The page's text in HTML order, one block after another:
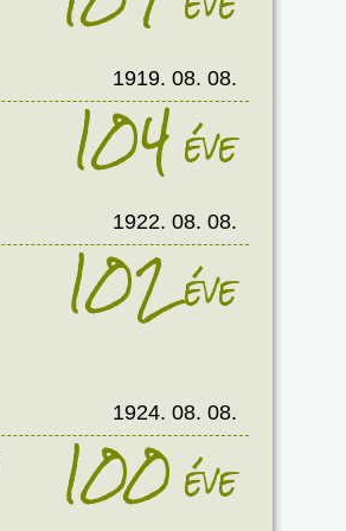
1919. 08. 08.
104éve
1922. 08. 08.
102éve
1924. 08. 08.
100éve